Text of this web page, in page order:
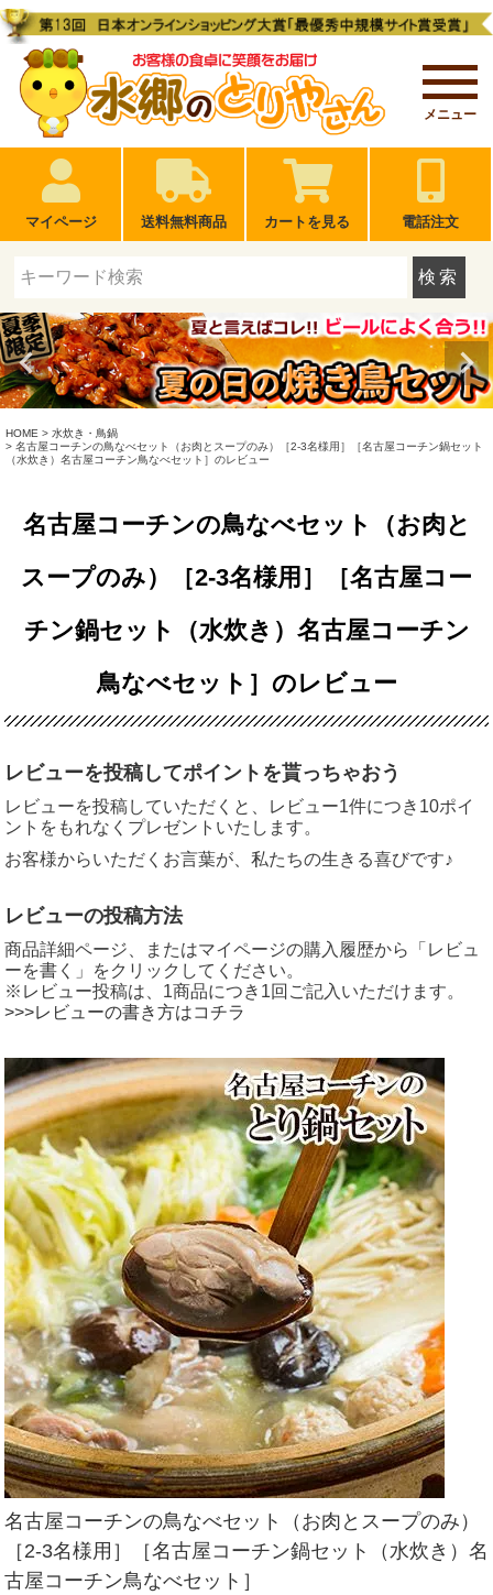
メニュー
マイページ 送料無料商品 カートを見る 電話注文
検索
HOME
水炊き・鳥鍋
名古屋コーチンの鳥なべセット（お肉とスープのみ）［2-3名様用］［名古屋コーチン鍋セット
（水炊き）名古屋コーチン鳥なべセット］のレビュー
名古屋コーチンの鳥なべセット（お肉と
スープのみ）［2-3名様用］［名古屋コー
チン鍋セット（水炊き）名古屋コーチン
鳥なべセット］のレビュー
レビューを投稿してポイントを貰っちゃおう
レビューを投稿していただくと、レビュー1件につき10ポイ
ントをもれなくプレゼントいたします。
お客様からいただくお言葉が、私たちの生きる喜びです♪
レビューの投稿方法
商品詳細ページ、またはマイページの購入履歴から「レビュ
ーを書く」をクリックしてください。
※レビュー投稿は、1商品につき1回ご記入いただけます。
>>>レビューの書き方はコチラ
名古屋コーチンの鳥なべセット（お肉とスープのみ）
［2-3名様用］［名古屋コーチン鍋セット（水炊き）名
古屋コーチン鳥なべセット］